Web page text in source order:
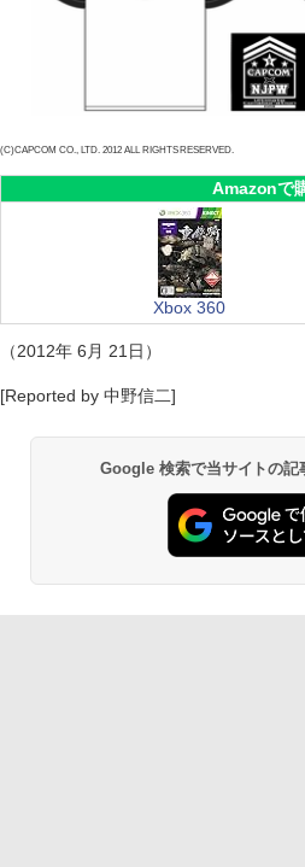
(C)CAPCOM CO., LTD. 2012 ALL RIGHTS RESERVED.
Amazonで
Xbox 360
（2012年 6月 21日）
[Reported by 中野信二]
Google 検索で当サイトの記